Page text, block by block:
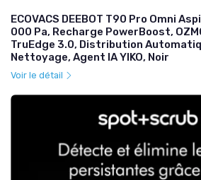
ECOVACS DEEBOT T90 Pro Omni
000 Pa, Recharge PowerBoost,
TruEdge 3.0, Distribution
Nettoyage, Agent IA YIKO, Noir
Voir le détail